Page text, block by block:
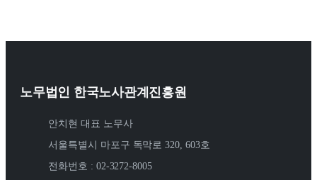
노무법인 한국노사관계진흥원
안치현 대표 노무사
서울특별시 마포구 독막로 320, 603호
전화번호 : 02-3272-8005